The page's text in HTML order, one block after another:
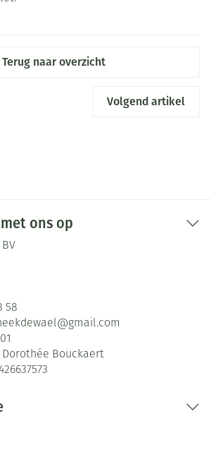
Terug naar overzicht
Volgend artikel
ons op
58
gmail.com
Dorothée Bouckaert